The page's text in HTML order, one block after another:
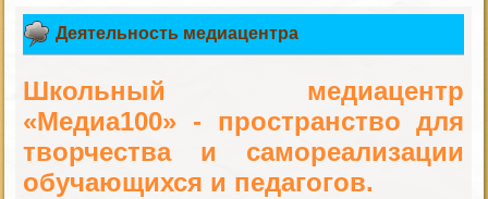
Деятельность медиацентра
Школьный медиацентр
«Медиа100» - пространство для
творчества и самореализации
обучающихся и педагогов.